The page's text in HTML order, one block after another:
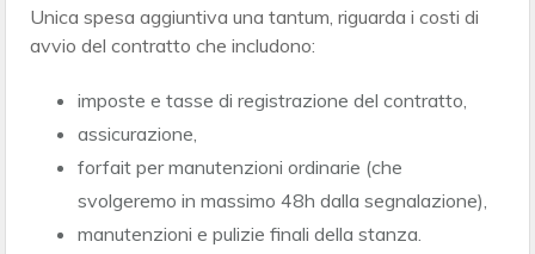
Unica spesa aggiuntiva una tantum, riguarda i costi di
avvio del contratto che includono:
imposte e tasse di registrazione del contratto,
assicurazione,
forfait per manutenzioni ordinarie (che
svolgeremo in massimo 48h dalla segnalazione),
manutenzioni e pulizie finali della stanza.